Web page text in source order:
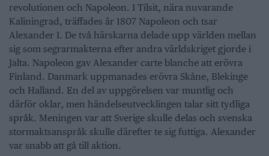
revolutionen och Napoleon. I Tilsit, nära nuvarande
Kaliningrad, träffades år 1807 Napoleon och tsar
Alexander I. De två härskarna delade upp världen mellan
sig som segrarmakterna efter andra världskriget gjorde i
Jalta. Napoleon gav Alexander carte blanche att erövra
Finland. Danmark uppmanades erövra Skåne, Blekinge
och Halland. En del av uppgörelsen var muntlig och
därför oklar, men händelseutvecklingen talar sitt tydliga
språk. Meningen var att Sverige skulle delas och svenska
stormaktsanspråk skulle därefter te sig futtiga. Alexander
var snabb att gå till aktion.